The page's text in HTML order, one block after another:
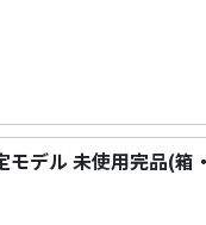
モデル 未使用完品(箱